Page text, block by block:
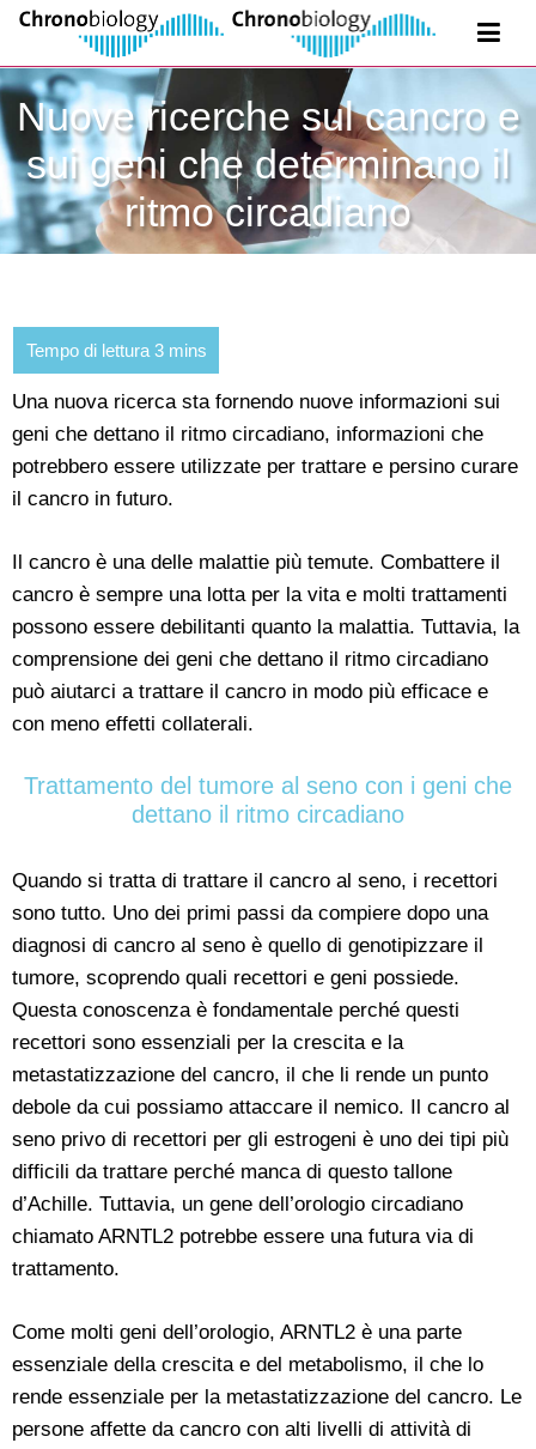
Nuove ricerche sul cancro e
sui geni che determinano il
ritmo circadiano
Una nuova ricerca sta fornendo nuove informazioni sui
geni che dettano il ritmo circadiano, informazioni che
potrebbero essere utilizzate per trattare e persino curare
il cancro in futuro.
Il cancro è una delle malattie più temute. Combattere il
cancro è sempre una lotta per la vita e molti trattamenti
possono essere debilitanti quanto la malattia. Tuttavia, la
comprensione dei geni che dettano il ritmo circadiano
può aiutarci a trattare il cancro in modo più efficace e
con meno effetti collaterali.
Trattamento del tumore al seno con i geni che
dettano il ritmo circadiano
Quando si tratta di trattare il cancro al seno, i recettori
sono tutto. Uno dei primi passi da compiere dopo una
diagnosi di cancro al seno è quello di genotipizzare il
tumore, scoprendo quali recettori e geni possiede.
Questa conoscenza è fondamentale perché questi
recettori sono essenziali per la crescita e la
metastatizzazione del cancro, il che li rende un punto
debole da cui possiamo attaccare il nemico. Il cancro al
seno privo di recettori per gli estrogeni è uno dei tipi più
difficili da trattare perché manca di questo tallone
d’Achille. Tuttavia, un gene dell’orologio circadiano
chiamato ARNTL2 potrebbe essere una futura via di
trattamento.
Come molti geni dell’orologio, ARNTL2 è una parte
essenziale della crescita e del metabolismo, il che lo
rende essenziale per la metastatizzazione del cancro. Le
persone affette da cancro con alti livelli di attività di